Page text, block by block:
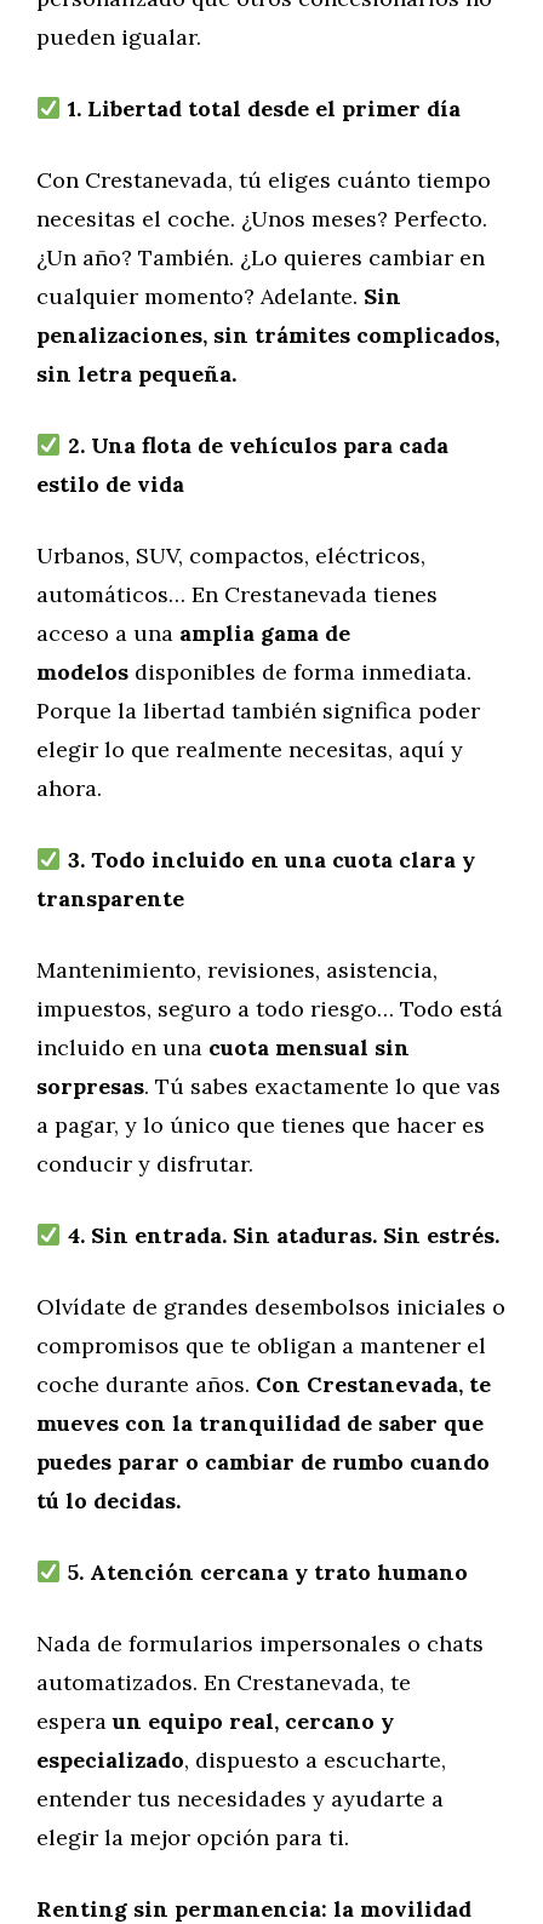
pueden igualar.
1. Libertad total desde el primer día
Con Crestanevada, tú eliges cuánto tiempo
necesitas el coche. ¿Unos meses? Perfecto.
¿Un año? También. ¿Lo quieres cambiar en
cualquier momento? Adelante. Sin
penalizaciones, sin trámites complicados,
sin letra pequeña.
2. Una flota de vehículos para cada
estilo de vida
Urbanos, SUV, compactos, eléctricos,
automáticos… En Crestanevada tienes
acceso a una amplia gama de
modelos disponibles de forma inmediata.
Porque la libertad también significa poder
elegir lo que realmente necesitas, aquí y
ahora.
3. Todo incluido en una cuota clara y
transparente
Mantenimiento, revisiones, asistencia,
impuestos, seguro a todo riesgo… Todo está
incluido en una cuota mensual sin
sorpresas. Tú sabes exactamente lo que vas
a pagar, y lo único que tienes que hacer es
conducir y disfrutar.
4. Sin entrada. Sin ataduras. Sin estrés.
Olvídate de grandes desembolsos iniciales o
compromisos que te obligan a mantener el
coche durante años. Con Crestanevada, te
mueves con la tranquilidad de saber que
puedes parar o cambiar de rumbo cuando
tú lo decidas.
5. Atención cercana y trato humano
Nada de formularios impersonales o chats
automatizados. En Crestanevada, te
esperaun equipo real, cercano y
especializado, dispuesto a escucharte,
entender tus necesidades y ayudarte a
elegir la mejor opción para ti.
Renting sin permanencia: la movilidad